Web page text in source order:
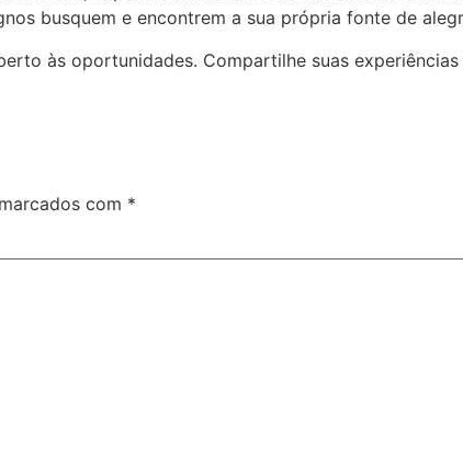
busquem e encontrem a sua própria fonte de
às oportunidades. Compartilhe suas
com *